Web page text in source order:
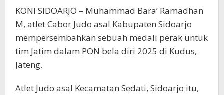
KONI SIDOARJO – Muhammad Bara’ Ramadhan
M, atlet Cabor Judo asal Kabupaten Sidoarjo
mempersembahkan sebuah medali perak untuk
tim Jatim dalam PON bela diri 2025 di Kudus,
Jateng.
Atlet Judo asal Kecamatan Sedati, Sidoarjo itu,